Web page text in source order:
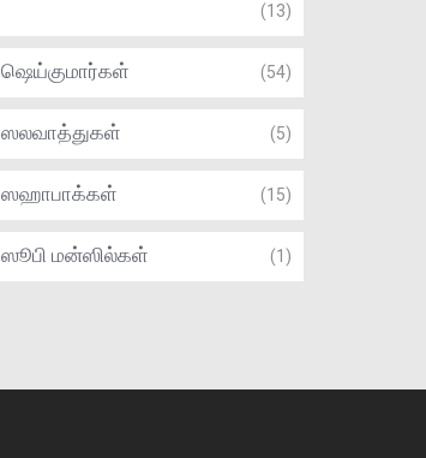
(13)
ஷெய்குமார்கள் (54)
ஸலவாத்துகள் (5)
ஸஹாபாக்கள் (15)
ஸூபி மன்ஸில்கள் (1)